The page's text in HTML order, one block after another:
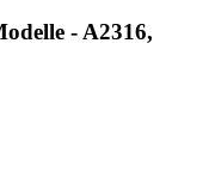
- A2316,